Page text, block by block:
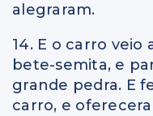
alegraram.
14. E o carro veio
bete-semita, e
grande pedra. E
carro, e